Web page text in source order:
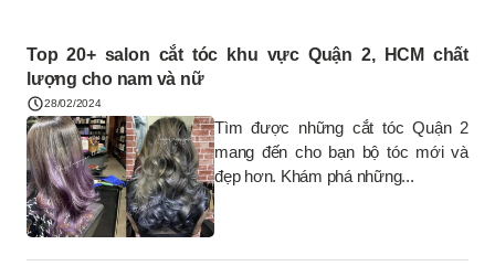
Top 20+ salon cắt tóc khu vực Quận 2, HCM chất
lượng cho nam và nữ
28/02/2024
Tìm được những cắt tóc Quận 2
mang đến cho bạn bộ tóc mới và
đẹp hơn. Khám phá những...